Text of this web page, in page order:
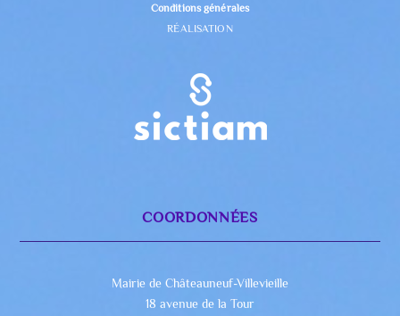
Conditions générales
RÉALISATION
COORDONNÉES
Mairie de Châteauneuf-Villevieille
18 avenue de la Tour